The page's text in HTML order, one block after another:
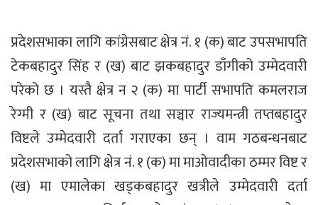
प्रदेशसभाका लागि कांग्रेसबाट क्षेत्र नं. १ (क) बाट उपसभापति
टेकबहादुर सिंह र (ख) बाट झकबहादुर डाँगीको उम्मेदवारी
परेको छ । यस्तै क्षेत्र न २ (क) मा पार्टी सभापति कमलराज
रेग्मी र (ख) बाट सूचना तथा सञ्चार राज्यमन्त्री तप्तबहादुर
विष्टले उम्मेदवारी दर्ता गराएका छन् । वाम गठबन्धनबाट
प्रदेशसभाको लागि क्षेत्र नं. १ (क) मा माओवादीका ठम्मर विष्ट र
(ख) मा एमालेका खड्कबहादुर खत्रीले उम्मेदवारी दर्ता